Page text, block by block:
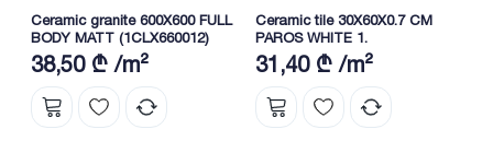
Ceramic granite 600X600 FULL
BODY MATT (1CLX660012)
38,50 ₾ /m²
Ceramic tile 30X60X0.7 CM
PAROS WHITE 1.
31,40 ₾ /m²